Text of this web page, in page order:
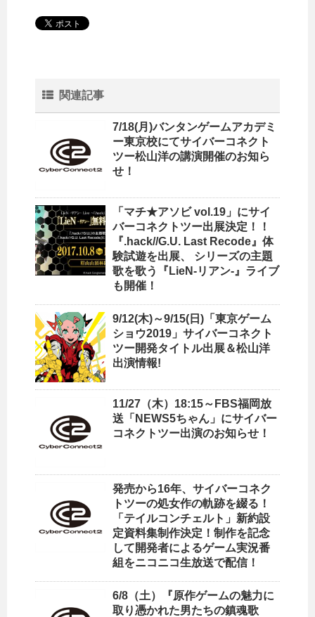
関連記事
7/18(月)バンタンゲームアカデミ
ー東京校にてサイバーコネクト
ツー松山洋の講演開催のお知ら
せ！
「マチ★アソビ vol.19」にサイ
バーコネクトツー出展決定！！
『.hack//G.U. Last Recode』体
験試遊を出展、 シリーズの主題
歌を歌う『LieN‐リアン‐』ライブ
も開催！
9/12(木)～9/15(日)「東京ゲーム
ショウ2019」サイバーコネクト
ツー開発タイトル出展＆松山洋
出演情報!
11/27（木）18:15～FBS福岡放
送「NEWS5ちゃん」にサイバー
コネクトツー出演のお知らせ！
発売から16年、サイバーコネク
トツーの処女作の軌跡を綴る！
「テイルコンチェルト」新約設
定資料集制作決定！制作を記念
して開発者によるゲーム実況番
組をニコニコ生放送で配信！
6/8（土）『原作ゲームの魅力に
取り憑かれた男たちの鎮魂歌